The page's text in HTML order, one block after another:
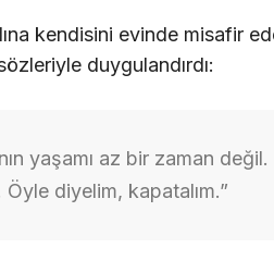
kendisini evinde misafir
duygulandırdı:
yaşamı az bir zaman
Öyle diyelim, kapatalım.”